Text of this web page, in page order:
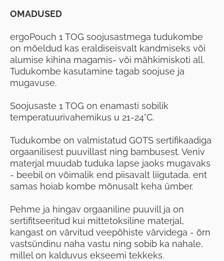
OMADUSED
ergoPouch 1 TOG soojusastmega tudukombe
on mõeldud kas eraldiseisvalt kandmiseks või
alumise kihina magamis- või mähkimiskoti all.
Tudukombe kasutamine tagab soojuse ja
mugavuse.
Soojusaste 1 TOG on enamasti sobilik
temperatuurivahemikus u 21-24°C.
Tudukombe on valmistatud GOTS sertifikaadiga
orgaanilisest puuvillast ning bambusest. Veniv
materjal muudab tuduka lapse jaoks mugavaks
- beebil on võimalik end piisavalt liigutada, ent
samas hoiab kombe mõnusalt keha ümber.
Pehme ja hingav orgaaniline puuvill ja on
sertifitseeritud kui mittetoksiline materjal,
kangast on värvitud veepõhiste värvidega - õrn
vastsündinu naha vastu ning sobib ka nahale,
millel on kalduvus ekseemi tekkeks.